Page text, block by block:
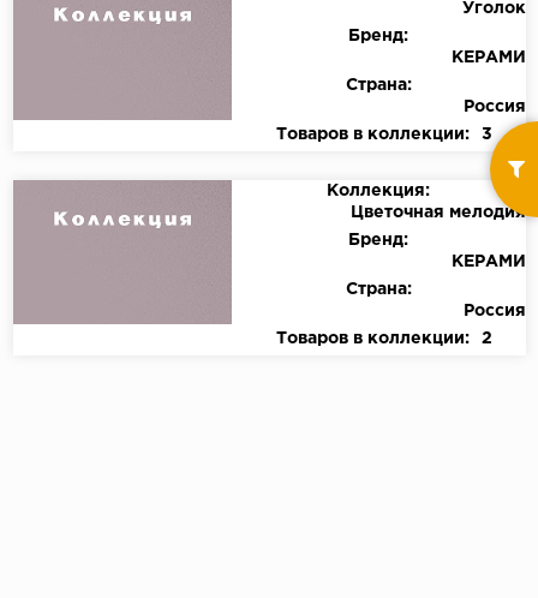
Уголок
Бренд:
КЕРАМИ
Страна:
Россия
Товаров в коллекции:
3
Коллекция:
Цветочная мелодия
Бренд:
КЕРАМИ
Страна:
Россия
Товаров в коллекции:
2